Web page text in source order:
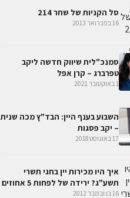
סל הקניות של שחר 214
16 בפברואר 2013
סמנכ"לית שיווק חדשה ליקב
טפרברג – קרן אפל
1 באוקטובר 2021
השבוע בענף היין: הבד"ץ מכה שנית
– יקב פסגות
17 באוגוסט 2018
איך היו מכירות יין בחגי תשרי
תשע"ג? ירידה של לפחות 5 אחוזים
16 בנובמבר 2012